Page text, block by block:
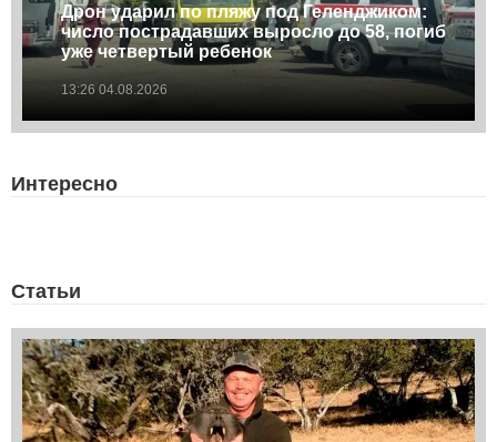
Дрон ударил по пляжу под Геленджиком:
число пострадавших выросло до 58, погиб
уже четвертый ребенок
13:26 04.08.2026
Интересно
Статьи